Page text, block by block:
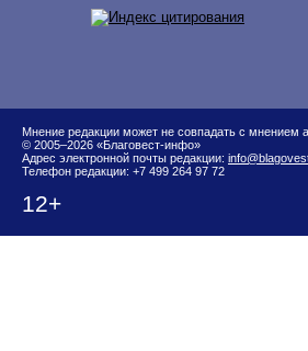
Мнение редакции может не совпадать с мнением
© 2005–2026 «Благовест-инфо»
Адрес электронной почты редакции:
Телефон редакции: +7 499 264 97 72
12+